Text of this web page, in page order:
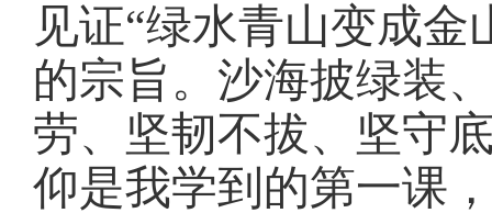
见证“绿水青山变成
的宗旨。沙海披绿装
劳、坚韧不拔、坚守
仰是我学到的第一课